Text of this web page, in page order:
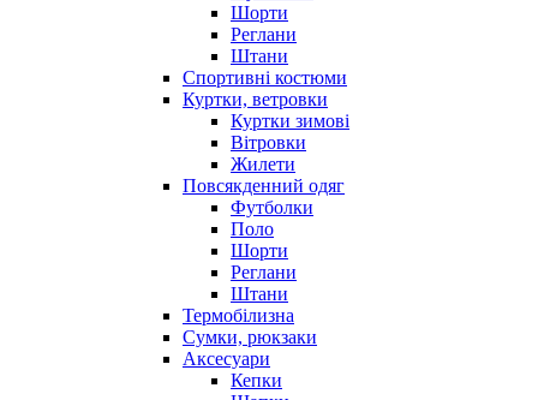
Шорти
Реглани
Штани
Спортивні костюми
Куртки, ветровки
Куртки зимові
Вітровки
Жилети
Повсякденний одяг
Футболки
Поло
Шорти
Реглани
Штани
Термобілизна
Сумки, рюкзаки
Аксесуари
Кепки